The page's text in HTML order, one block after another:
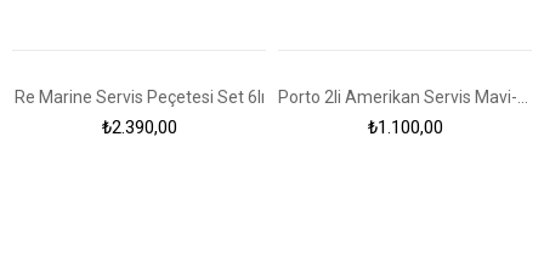
Re Marine Servis Peçetesi Set 6lı
₺2.390,00 ₺1.100,00